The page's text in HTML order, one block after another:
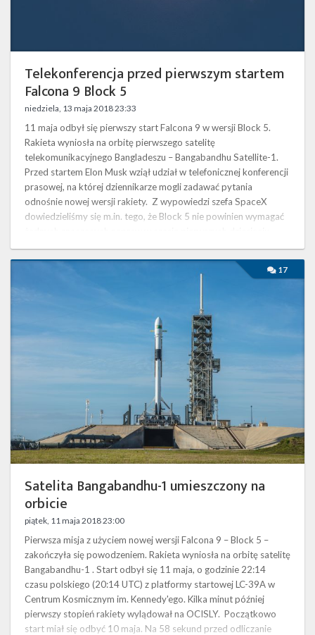
Telekonferencja przed pierwszym startem
Falcona 9 Block 5
niedziela, 13 maja 2018 23:33
11 maja odbył się pierwszy start Falcona 9 w wersji Block 5.
Rakieta wyniosła na orbitę pierwszego satelitę
telekomunikacyjnego Bangladeszu – Bangabandhu Satellite-1.
Przed startem Elon Musk wziął udział w telefonicznej konferencji
prasowej, na której dziennikarze mogli zadawać pytania
odnośnie nowej wersji rakiety. Z wypowiedzi szefa SpaceX
dowiedzieliśmy się m.in. tego, że Block 5 nie powinien wymagać
lotów. Aby to udowodnić, …
orbicie
17
Satelita Bangabandhu-1 umieszczony na
orbicie
piątek, 11 maja 2018 23:00
Pierwsza misja z użyciem nowej wersji Falcona 9 – Block 5 –
zakończyła się powodzeniem. Rakieta wyniosła na orbitę satelitę
Bangabandhu-1 . Start odbył się 11 maja, o godzinie 22:14
czasu polskiego (20:14 UTC) z platformy startowej LC-39A w
Centrum Kosmicznym im. Kennedy'ego. Kilka minut później
pierwszy stopień rakiety wylądował na OCISLY. Początkowo
start miał się odbyć 10 maja. Na 58 sekund przed odliczanie